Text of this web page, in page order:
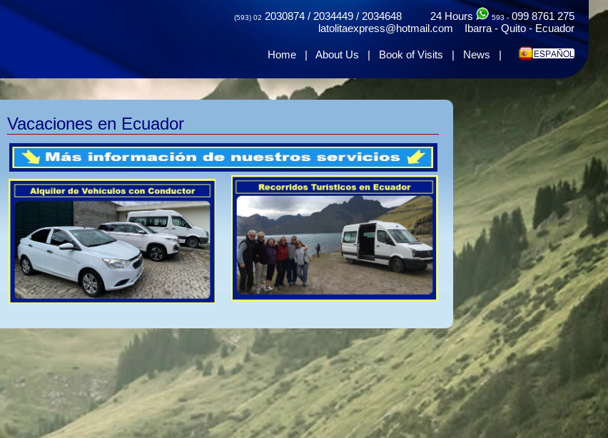
(593) 02 2030874 / 2034449 / 2034648 24 Hours 593 -099 8761 275
latolitaexpress@hotmail.com Ibarra - Quito - Ecuador
Home |About Us | Book of Visits | News |
Vacaciones en Ecuador